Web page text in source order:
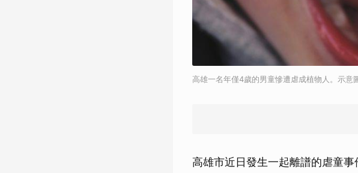
高雄一名年僅4歲的男童慘遭虐成植物人。示意
高雄市近日發生一起離譜的虐童